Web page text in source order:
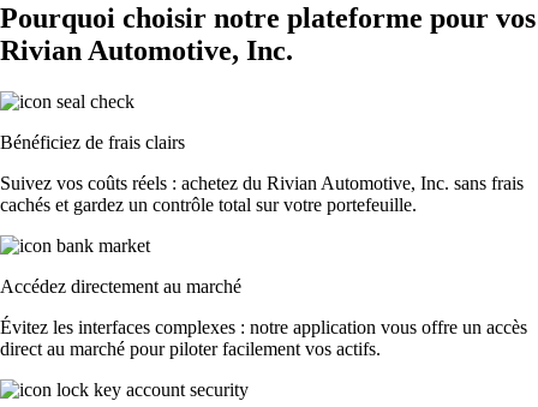
Pourquoi choisir notre plateforme pour vos
Rivian Automotive, Inc.
Bénéficiez de frais clairs
Suivez vos coûts réels : achetez du Rivian Automotive, Inc. sans frais
cachés et gardez un contrôle total sur votre portefeuille.
Accédez directement au marché
Évitez les interfaces complexes : notre application vous offre un accès
direct au marché pour piloter facilement vos actifs.